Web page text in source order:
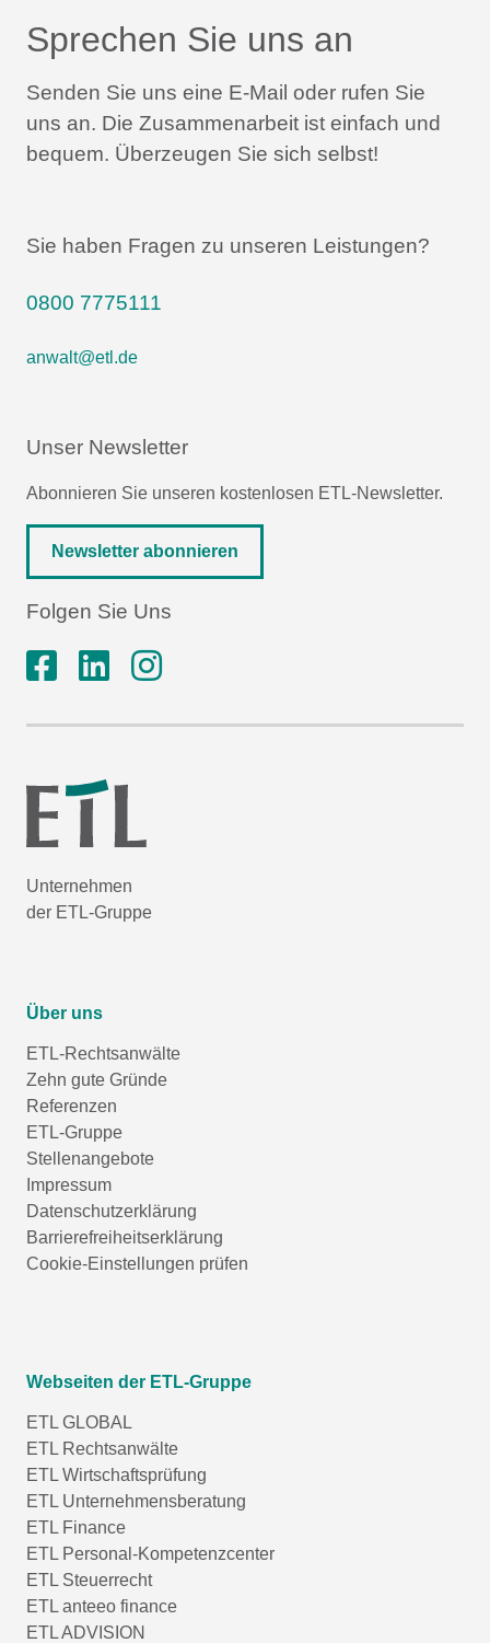
Sprechen Sie uns an
Senden Sie uns eine E-Mail oder rufen Sie
uns an. Die Zusammenarbeit ist einfach und
bequem. Überzeugen Sie sich selbst!
Sie haben Fragen zu unseren Leistungen?
0800 7775111
anwalt@etl.de
Unser Newsletter
Abonnieren Sie unseren kostenlosen ETL-Newsletter.
Newsletter abonnieren
Folgen Sie Uns
Unternehmen
der ETL-Gruppe
Über uns
ETL-Rechtsanwälte
Zehn gute Gründe
Referenzen
ETL-Gruppe
Stellenangebote
Impressum
Datenschutzerklärung
Barrierefreiheitserklärung
Cookie-Einstellungen prüfen
Webseiten der ETL-Gruppe
ETL GLOBAL
ETL Rechtsanwälte
ETL Wirtschaftsprüfung
ETL Unternehmensberatung
ETL Finance
ETL Personal-Kompetenzcenter
ETL Steuerrecht
ETL anteeo finance
ETL ADVISION